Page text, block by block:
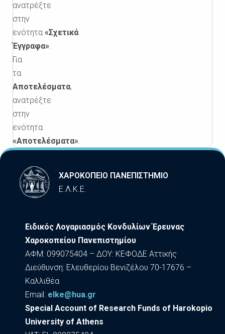
ανατρέξτε
στην
ενότητα«Σχετικά
Έγγραφα».
Για
τα
Αποτελέσματα,
ανατρέξτε
στην
ενότητα
«Αποτελέσματα».
ΧΑΡΟΚΟΠΕΙΟ ΠΑΝΕΠΙΣΤΗΜΙΟ
Ε.Λ.Κ.Ε.
Ειδικός Λογαριασμός Κονδυλίων Έρευνας
Χαροκοπείου Πανεπιστημίου
ΑΦΜ: 099075404 – ΔΟΥ: ΚΕΦΟΔΕ Αττικής
Διεύθυνση: Ελευθερίου Βενιζέλου 70-17676 –
Καλλιθέα
Εmail: elke@hua.gr
Special Account of Research Funds of Harokopio
University of Athens